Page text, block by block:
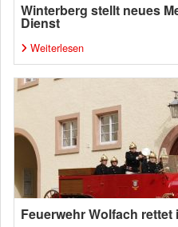
Winterberg stellt neues
Dienst
Weiterlesen
Feuerwehr Wolfach